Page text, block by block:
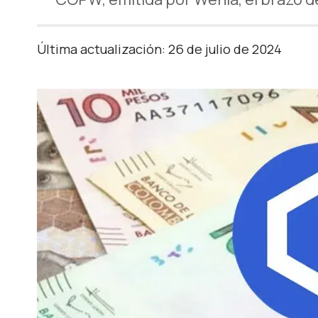
Última actualización: 26 de julio de 2024